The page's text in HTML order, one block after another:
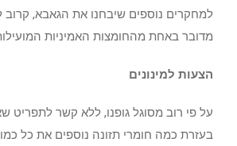
למחקרים נוספים שיבחנו את הגאבא, קרוב
מדובר באחת מהחומצות האמיניות
הצעות למינונים
על פי רוב מסוגל גופנו, ללא קשר לתפריט
בעזרת כמה חומרי תזונה נוספים את כל